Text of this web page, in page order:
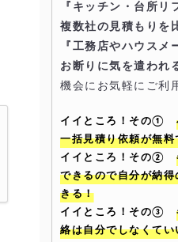
『キッチン・台所リ
複数社の見積もりを
『工務店やハウスメ
お断りに気を遣われ
機会にお気軽にご利
イイところ！その①
一括見積り依頼が無料
イイところ！その②
できるので自分が納
きる！
イイところ！その③
絡は自分でしなくてい